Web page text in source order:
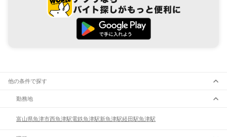
他の条件で探す
勤務地
富山県魚津市西魚津駅電鉄魚津駅新魚津駅経田駅魚津駅